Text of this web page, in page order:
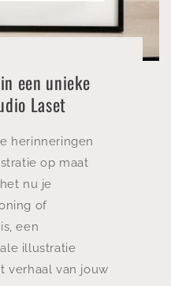
een unieke
Laset
herinneringen
op maat
nu je
of
een
illustratie
verhaal van jouw